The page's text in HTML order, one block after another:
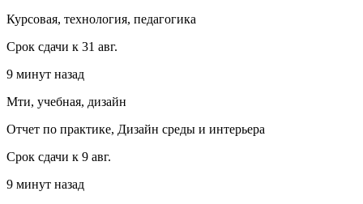
Курсовая, технология, педагогика
Срок сдачи к 31 авг.
9 минут назад
Мти, учебная, дизайн
Отчет по практике, Дизайн среды и интерьера
Срок сдачи к 9 авг.
9 минут назад